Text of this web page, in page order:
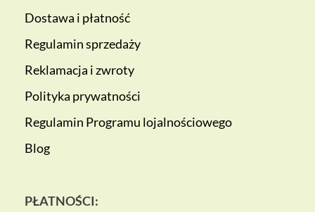
Dostawa i płatność
Regulamin sprzedaży
Reklamacja i zwroty
Polityka prywatności
Regulamin Programu lojalnościowego
Blog
PŁATNOŚCI: